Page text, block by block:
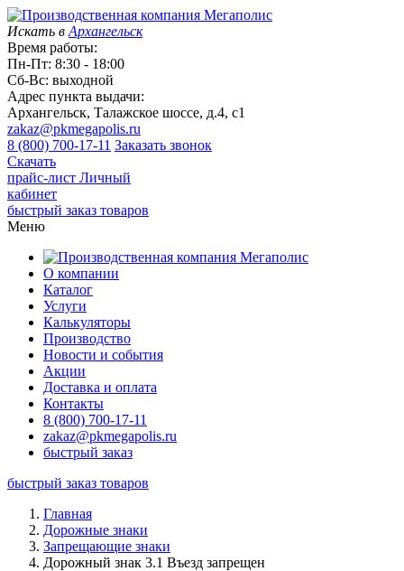
Искать в Архангельск
Время работы:
Пн-Пт: 8:30 - 18:00
Сб-Вс: выходной
Адрес пункта выдачи:
Архангельск, Талажское шоссе, д.4, с1
zakaz@pkmegapolis.ru
8 (800) 700-17-11 Заказать звонок
Скачать
прайс-лист Личный
кабинет
быстрый заказ товаров
Меню
О компании
Каталог
Услуги
Калькуляторы
Производство
Новости и события
Акции
Доставка и оплата
Контакты
8 (800) 700-17-11
zakaz@pkmegapolis.ru
быстрый заказ
быстрый заказ товаров
Главная
Дорожные знаки
Запрещающие знаки
Дорожный знак 3.1 Въезд запрещен